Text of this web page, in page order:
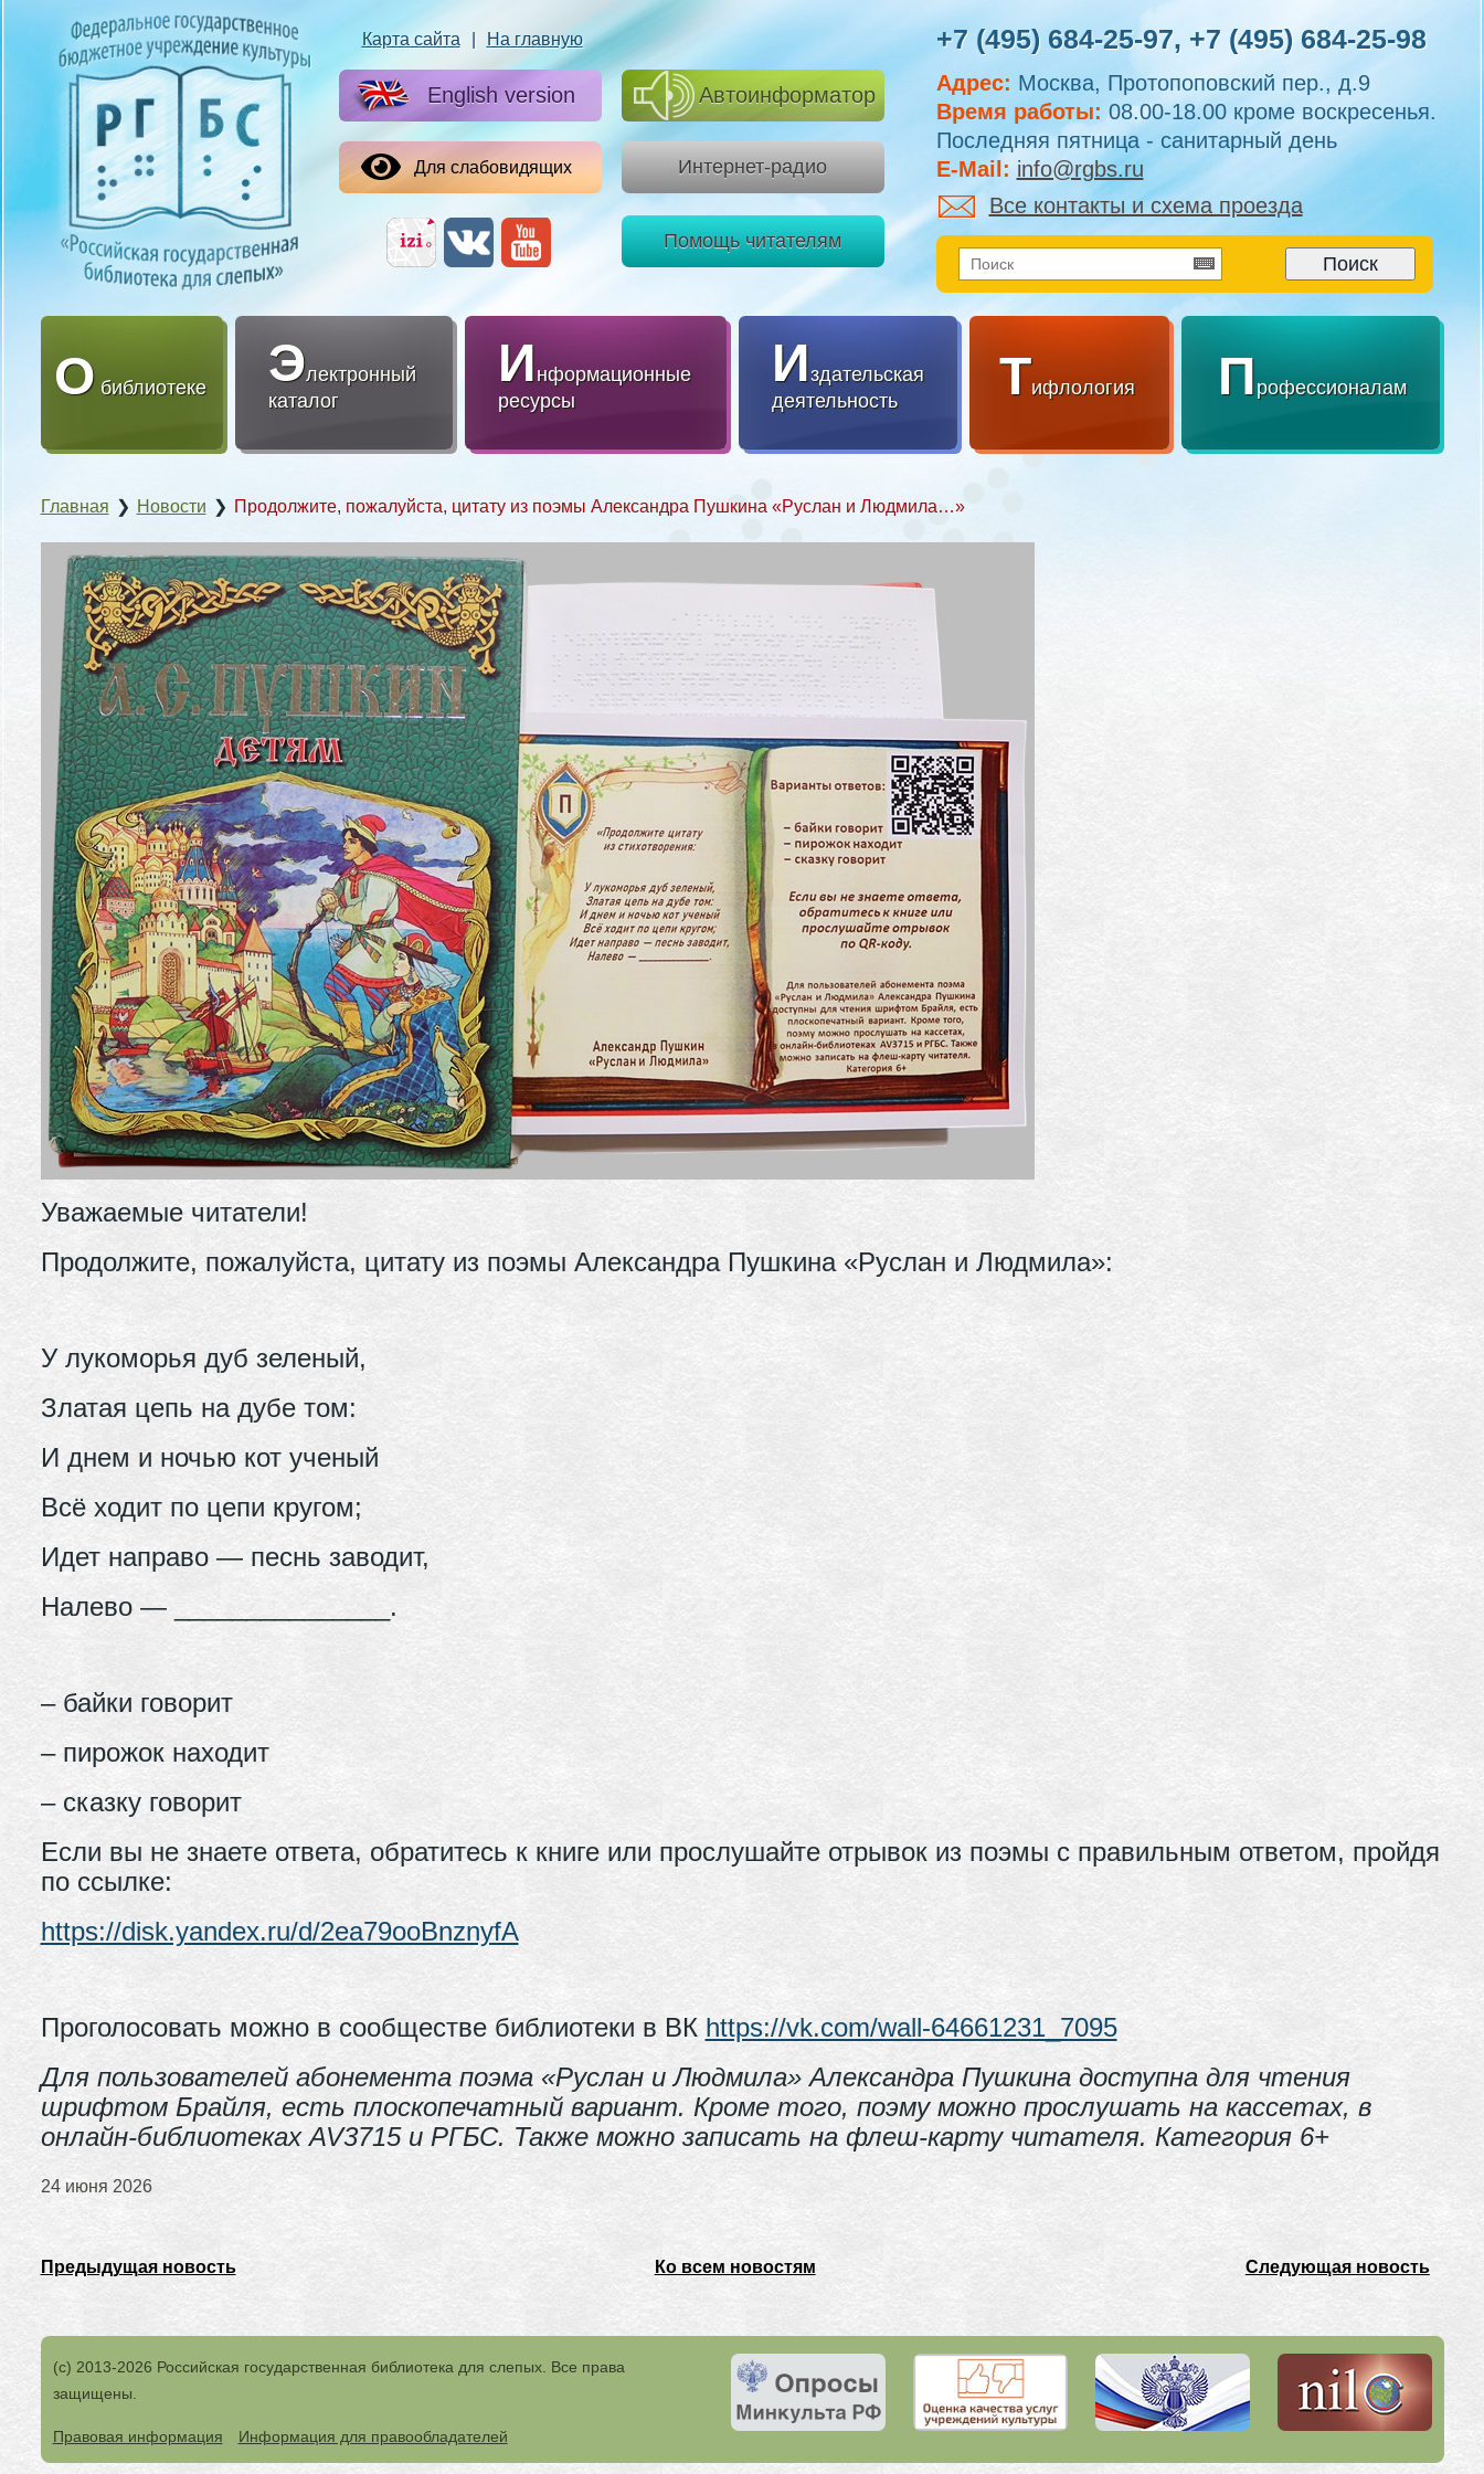
Карта сайта На главную
English version
Для слабовидящих
Автоинформатор
Интернет-радио
Помощь читателям
+7 (495) 684-25-97, +7 (495) 684-25-98
Адрес: Москва, Протопоповский пер., д.9
Время работы: 08.00-18.00 кроме воскресенья.
Последняя пятница - санитарный день
E-Mail: info@rgbs.ru
Все контакты и схема проезда
О библиотеке Электронный
каталог
Информационные
ресурсы
Издательская
деятельность
Тифлология Профессионалам
Главная ❯ Новости ❯ Продолжите, пожалуйста, цитату из поэмы Александра Пушкина «Руслан и Людмила…»
Уважаемые читатели!
Продолжите, пожалуйста, цитату из поэмы Александра Пушкина «Руслан и Людмила»:
У лукоморья дуб зеленый,
Златая цепь на дубе том:
И днем и ночью кот ученый
Всё ходит по цепи кругом;
Идет направо — песнь заводит,
Налево — _______________.
– байки говорит
– пирожок находит
– сказку говорит
Если вы не знаете ответа, обратитесь к книге или прослушайте отрывок из поэмы с правильным ответом, пройдя
по ссылке:
https://disk.yandex.ru/d/2ea79ooBnznyfA
Проголосовать можно в сообществе библиотеки в ВК https://vk.com/wall-64661231_7095
Для пользователей абонемента поэма «Руслан и Людмила» Александра Пушкина доступна для чтения
шрифтом Брайля, есть плоскопечатный вариант. Кроме того, поэму можно прослушать на кассетах, в
онлайн-библиотеках AV3715 и РГБС. Также можно записать на флеш-карту читателя. Категория 6+
24 июня 2026
Предыдущая новость Ко всем новостям Следующая новость
(с) 2013-2026 Российская государственная библиотека для слепых. Все права
защищены.
Правовая информация Информация для правообладателей